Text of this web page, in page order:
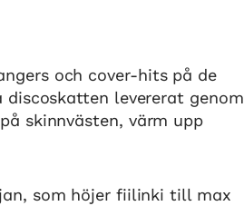
och cover-hits på de
levererat genom
skinnvästen, värm upp
som höjer fiilinki till max